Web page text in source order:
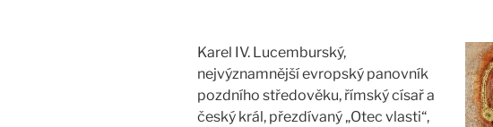
Karel IV. Lucemburský,
nejvýznamnější evropský panovník
pozdního středověku, římský císař a
český král, přezdívaný „Otec vlasti“,